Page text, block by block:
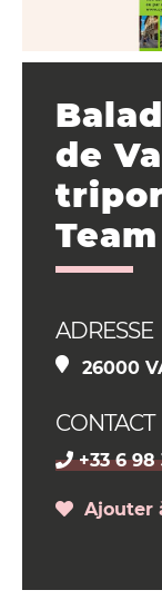
de
Team
ADRESSE
26000
CONTACT
+33 6 98
Ajouter